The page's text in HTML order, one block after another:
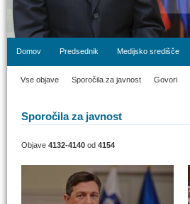
Domov Predsednik Medijsko središče
Vse objave Sporočila za javnost Govori
Sporočila za javnost
Objave 4132-4140 od 4154